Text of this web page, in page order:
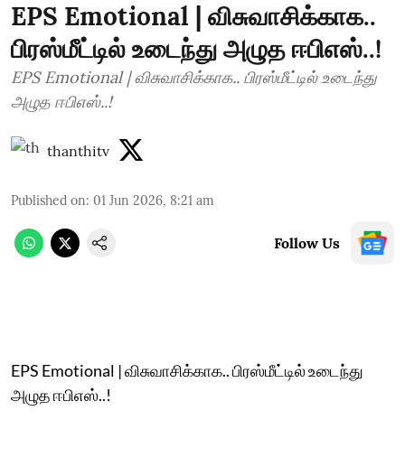
EPS Emotional | விசுவாசிக்காக..
பிரஸ்மீட்டில் உடைந்து அழுத ஈபிஎஸ்..!
EPS Emotional | விசுவாசிக்காக.. பிரஸ்மீட்டில் உடைந்து
அழுத ஈபிஎஸ்..!
thanthitv
Published on: 01 Jun 2026, 8:21 am
Follow Us
EPS Emotional | விசுவாசிக்காக.. பிரஸ்மீட்டில் உடைந்து
அழுத ஈபிஎஸ்..!